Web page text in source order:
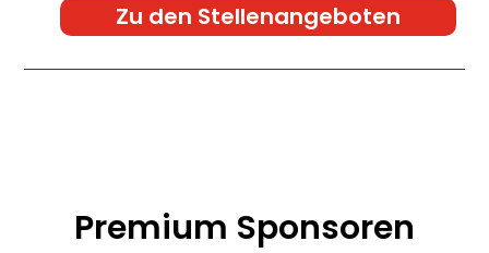
Zu den Stellenangeboten
Premium Sponsoren